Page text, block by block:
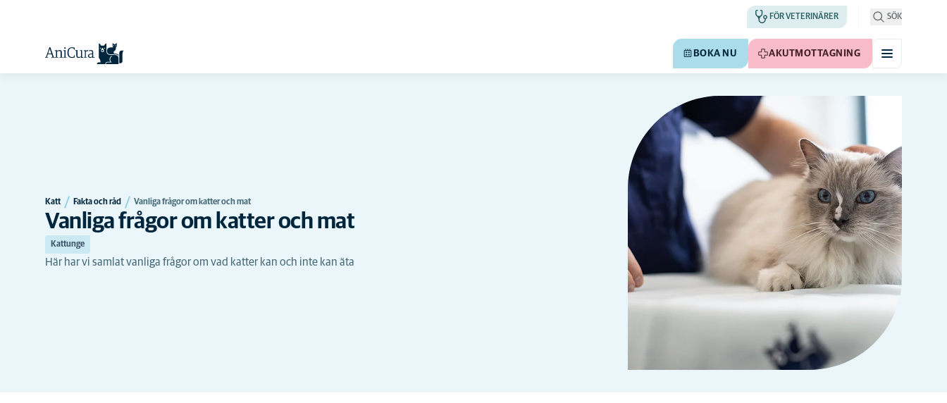
FÖR VETERINÄRER SÖK
BOKA NU AKUTMOTTAGNING
Katt Fakta och råd Vanliga frågor om katter och mat
Vanliga frågor om katter och mat
Kattunge
Här har vi samlat vanliga frågor om vad katter kan och inte kan äta